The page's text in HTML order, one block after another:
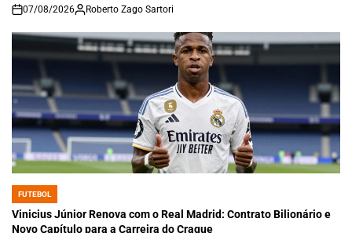
on
07/08/2026 Roberto Zago Sartori
POSTED
IN
FUTEBOL
Vinicius Júnior Renova com o Real Madrid: Contrato Bilionário e
Novo Capítulo para a Carreira do Craque